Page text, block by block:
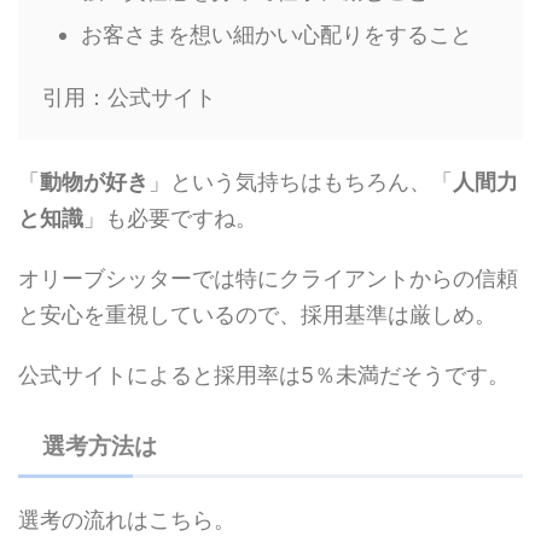
お客さまを想い細かい心配りをすること
引用：公式サイト
「 動物が好き 」という気持ちはもちろん、「 人間力
と知識 」も必要ですね。
オリーブシッターでは特にクライアントからの信頼
と安心を重視しているので、採用基準は厳しめ。
公式サイトによると採用率は5％未満だそうです。
選考方法は
選考の流れはこちら。